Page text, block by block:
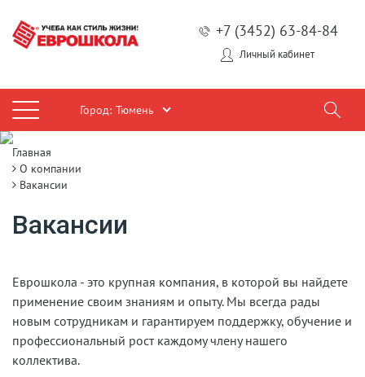
+7 (3452) 63-84-84
Личный кабинет
Город: Тюмень
Главная
О компании
Вакансии
Вакансии
Еврошкола - это крупная компания, в которой вы найдете
применение своим знаниям и опыту. Мы всегда рады
новым сотрудникам и гарантируем поддержку, обучение и
профессиональный рост каждому члену нашего
коллектива.